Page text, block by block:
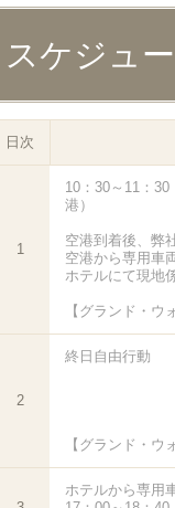
スケジュ
日次
1
10：30～11：
港）
空港到着後、弊
空港から専用車
ホテルにて現地
【グランド・ウ
2
終日自由行動
【グランド・ウ
ホテルから専用